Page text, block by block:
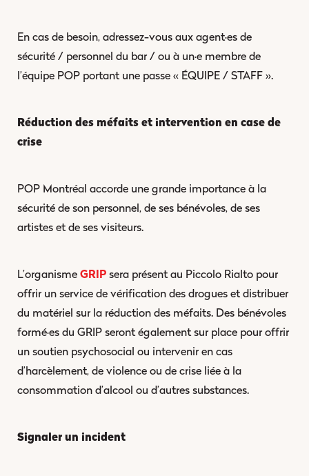
En cas de besoin, adressez-vous aux agent·es de
sécurité / personnel du bar / ou à un·e membre de
l’équipe POP portant une passe « ÉQUIPE / STAFF ».
Réduction des méfaits et intervention en case de
crise
POP Montréal accorde une grande importance à la
sécurité de son personnel, de ses bénévoles, de ses
artistes et de ses visiteurs.
L’organisme GRIP sera présent au Piccolo Rialto pour
offrir un service de vérification des drogues et distribuer
du matériel sur la réduction des méfaits. Des bénévoles
formé·es du GRIP seront également sur place pour offrir
un soutien psychosocial ou intervenir en cas
d’harcèlement, de violence ou de crise liée à la
consommation d’alcool ou d’autres substances.
Signaler un incident